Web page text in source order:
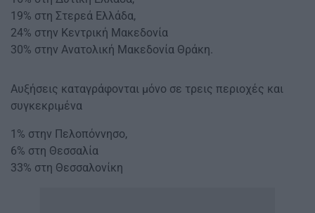
19% στη Στερεά Ελλάδα,
24% στην Κεντρική Μακεδονία
30% στην Ανατολική Μακεδονία Θράκη.
Αυξήσεις καταγράφονται μόνο σε τρεις περιοχές και
συγκεκριμένα
1% στην Πελοπόννησο,
6% στη Θεσσαλία
33% στη Θεσσαλονίκη